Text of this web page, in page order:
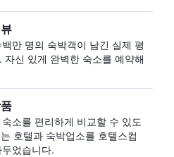
만 명의 숙박객이 남긴 실제 평
자신 있게 완벽한 숙소를 예약해
소를 편리하게 비교할 수 있도
호텔과 숙박업소를 호텔스컴
었습니다.